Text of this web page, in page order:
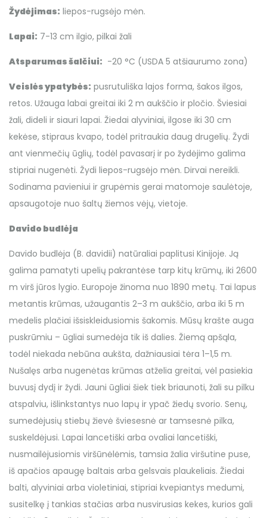
Žydėjimas: liepos-rugsėjo mėn.
Lapai: 7-13 cm ilgio, pilkai žali
Atsparumas šalčiui: -20 °C (USDA 5 atšiaurumo zona)
Veislės ypatybės: pusrutuliška lajos forma, šakos ilgos,
retos. Užauga labai greitai iki 2 m aukščio ir pločio. Šviesiai
žali, dideli ir siauri lapai. Žiedai alyviniai, ilgose iki 30 cm
kekėse, stipraus kvapo, todėl pritraukia daug drugelių. Žydi
ant vienmečių ūglių, todėl pavasarį ir po žydėjimo galima
stipriai nugenėti. Žydi liepos-rugsėjo mėn. Dirvai nereikli.
Sodinama pavieniui ir grupėmis gerai matomoje saulėtoje,
apsaugotoje nuo šaltų žiemos vėjų, vietoje.
Davido budlėja
Davido budlėja (B. davidii) natūraliai paplitusi Kinijoje. Ją
galima pamatyti upelių pakrantėse tarp kitų krūmų, iki 2600
m virš jūros lygio. Europoje žinoma nuo 1890 metų. Tai lapus
metantis krūmas, užaugantis 2–3 m aukščio, arba iki 5 m
medelis plačiai išsiskleidusiomis šakomis. Mūsų krašte auga
puskrūmiu – ūgliai sumedėja tik iš dalies. Žiemą apšąla,
todėl niekada nebūna aukšta, dažniausiai tėra 1–1,5 m.
Nušalęs arba nugenėtas krūmas atželia greitai, vėl pasiekia
buvusį dydį ir žydi. Jauni ūgliai šiek tiek briaunoti, žali su pilku
atspalviu, išlinkstantys nuo lapų ir ypač žiedų svorio. Senų,
sumedėjusių stiebų žievė šviesesnė ar tamsesnė pilka,
suskeldėjusi. Lapai lancetiški arba ovaliai lancetiški,
nusmailėjusiomis viršūnėlėmis, tamsia žalia viršutine puse,
iš apačios apaugę baltais arba gelsvais plaukeliais. Žiedai
balti, alyviniai arba violetiniai, stipriai kvepiantys medumi,
susitelkę į tankias stačias arba nusvirusias kekes, kurios gali